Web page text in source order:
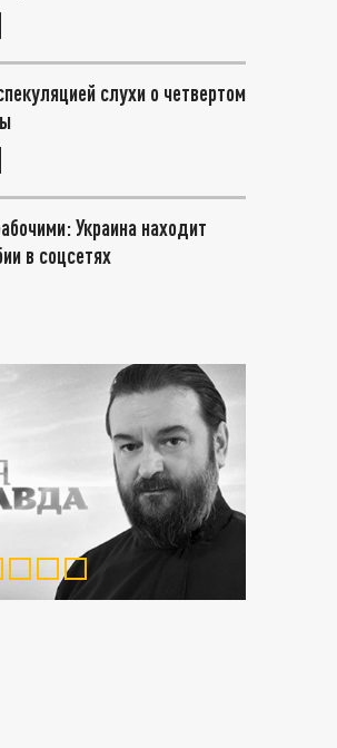
слухи о четвертом
Украина находит
в соцсетях